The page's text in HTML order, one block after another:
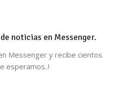
noticias en Messenger.
Messenger y recibe cientos
esperamos..!